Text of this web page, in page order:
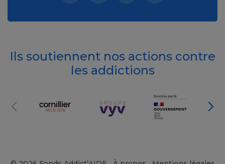
Ils soutiennent nos actions contre
les addictions